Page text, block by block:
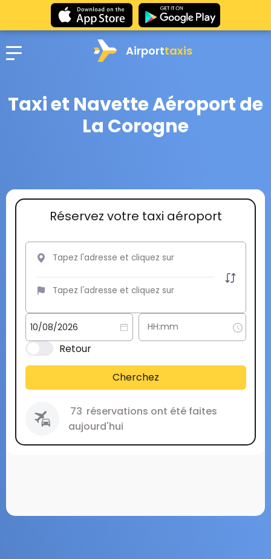
Airporttaxis
Taxi et Navette Aéroport de
La Corogne
Réservez votre taxi aéroport
Retour
Cherchez
73 réservations ont été faites
aujourd'hui